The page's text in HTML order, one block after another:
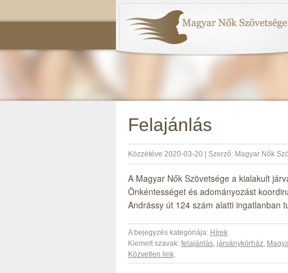
Felajánlás
Közzétéve 2020-03-20 Szerző: Magyar Nők
A Magyar Nők Szövetsége a kialakult
Önkéntességet és adományozást
Andrássy út 124 szám alatti ingatlanban
A bejegyzés kategóriája: Hírek
Kiemelt szavak: felajánlás, járványkórház,
Közvetlen link.